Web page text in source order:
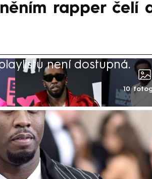
rapper čelí
není dostupná.
10
rappera a producenta Seana
medializovaný soudní proces,